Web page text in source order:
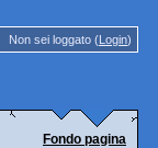
Non sei loggato (Login)
Fondo pagina